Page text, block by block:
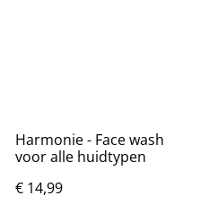
Harmonie - Face wash
voor alle huidtypen
€ 14,99